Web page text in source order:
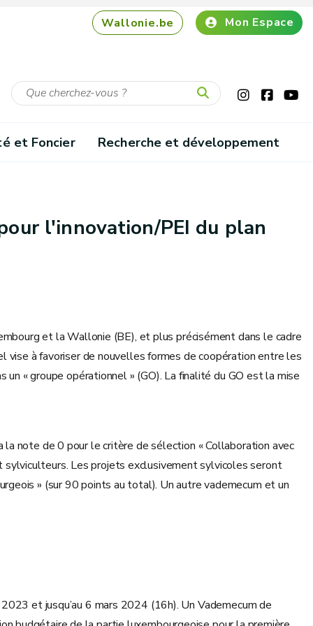
Wallonie.be Mon Espace
et Foncier Recherche et développement
l'innovation/PEI du plan
et la Wallonie (BE), et plus précisément dans le cadre
vise à favoriser de nouvelles formes de coopération entre les
« groupe opérationnel » (GO). La finalité du GO est la mise
note de 0 pour le critère de sélection « Collaboration avec
sylviculteurs. Les projets exclusivement sylvicoles seront
» (sur 90 points au total). Un autre vademecum et un
et jusqu’au 6 mars 2024 (16h). Un Vademecum de